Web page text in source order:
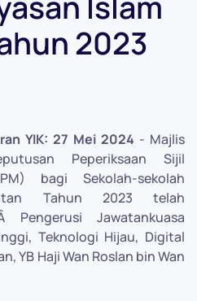
2023
YIK: 27 Mei 2024 - Majlis
Peperiksaan Sijil
bagi Sekolah-sekolah
Tahun 2023 telah
Jawatankuasa
Teknologi Hijau, Digital
YB Haji Wan Roslan bin Wan